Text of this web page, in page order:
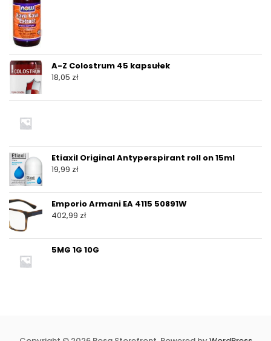
A-Z Colostrum 45 kapsułek
18,05 zł
Etiaxil Original Antyperspirant roll on 15ml
19,99 zł
Emporio Armani EA 4115 50891W
402,99 zł
5MG 1G 10G